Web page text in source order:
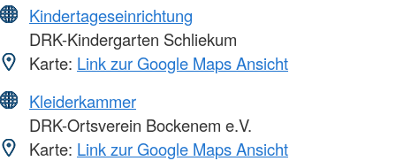
Kindertageseinrichtung
DRK-Kindergarten Schliekum
Karte: Link zur Google Maps Ansicht
Kleiderkammer
DRK-Ortsverein Bockenem e.V.
Karte: Link zur Google Maps Ansicht